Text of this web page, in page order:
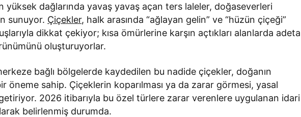
yüksek dağlarında yavaş yavaş açan ters laleler, doğaseverleri
sunuyor. Çiçekler, halk arasında “ağlayan gelin” ve “hüzün çiçeği”
dikkat çekiyor; kısa ömürlerine karşın açtıkları alanlarda adeta
oluşturuyorlar.
bağlı bölgelerde kaydedilen bu nadide çiçekler, doğanın
öneme sahip. Çiçeklerin koparılması ya da zarar görmesi, yasal
2026 itibarıyla bu özel türlere zarar verenlere uygulanan idari
belirlenmiş durumda.